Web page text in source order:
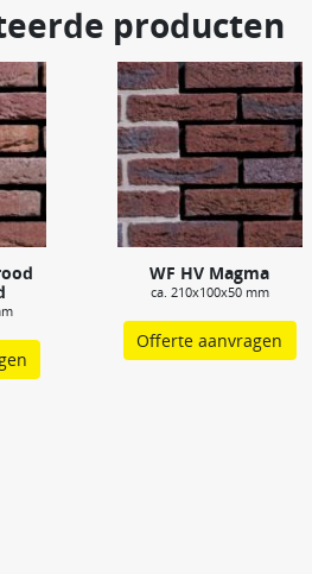
producten
WF HV Magma
ca. 210x100x50 mm
Offerte aanvragen